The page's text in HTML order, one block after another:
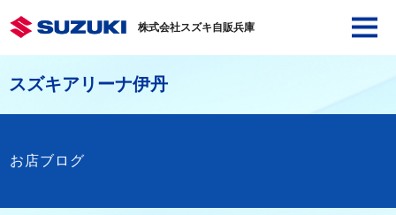
株式会社スズキ自販兵庫
スズキアリーナ伊丹
お店ブログ